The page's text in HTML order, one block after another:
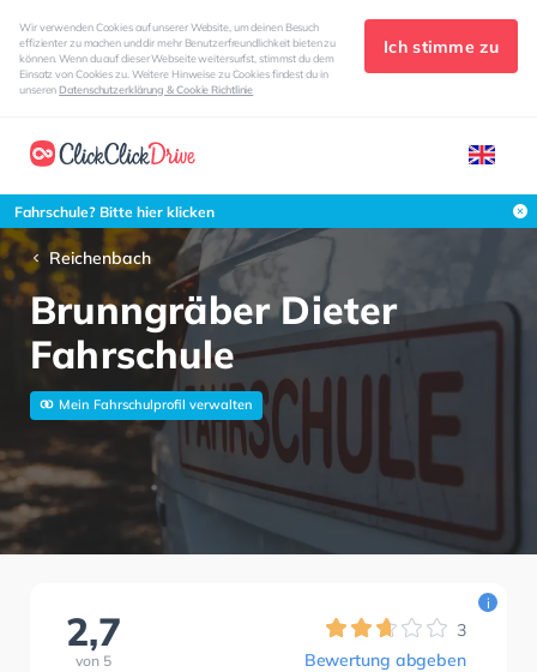
Wir verwenden Cookies auf unserer Website, um deinen Besuch
effizienter zu machen und dir mehr Benutzerfreundlichkeit bieten zu
können. Wenn du auf dieser Webseite weitersurfst, stimmst du dem
Einsatz von Cookies zu. Weitere Hinweise zu Cookies findest du in
unserenDatenschutzerklärung & Cookie Richtlinie
Ich stimme zu
Fahrschule? Bitte hier klicken
Reichenbach
Brunngräber Dieter
Fahrschule
Mein Fahrschulprofil verwalten
2,7
von 5
3
Bewertung abgeben
i